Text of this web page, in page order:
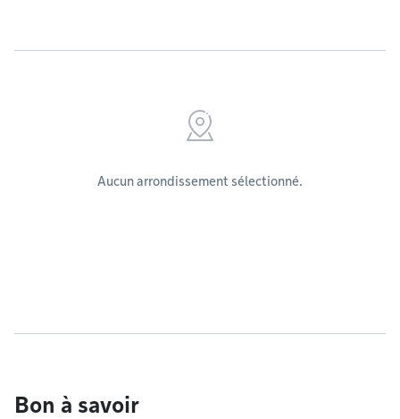
Aucun arrondissement sélectionné.
Bon à savoir